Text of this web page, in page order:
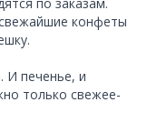
конфеты
И печенье, и
только свежее-